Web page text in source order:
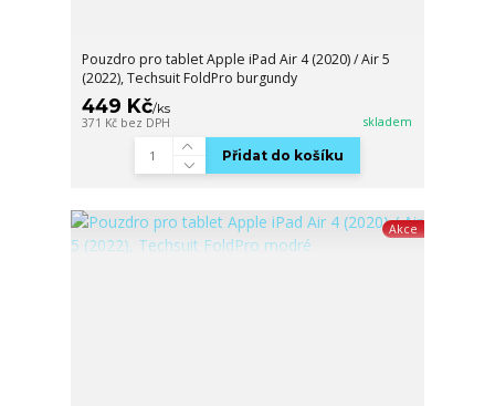
Pouzdro pro tablet Apple iPad Air 4 (2020) / Air 5
(2022), Techsuit FoldPro burgundy
449 Kč/ks
371 Kč bez DPH skladem
Přidat do košíku
Akce